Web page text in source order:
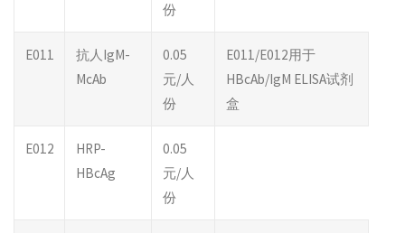
份
E011
抗人IgM-
McAb
0.05
元/人
份
E011/E012用于
HBcAb/IgM ELISA试剂
盒
E012
HRP-
HBcAg
0.05
元/人
份